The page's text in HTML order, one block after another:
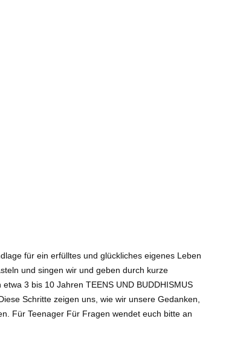
für ein erfülltes und glückliches eigenes Leben
und singen wir und geben durch kurze
3 bis 10 Jahren TEENS UND BUDDHISMUS
Schritte zeigen uns, wie wir unsere Gedanken,
Für Teenager Für Fragen wendet euch bitte an